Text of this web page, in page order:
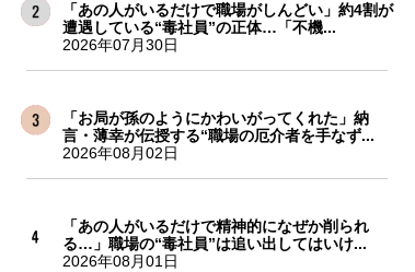
「あの人がいるだけで職場がしんどい」約4割が
遭遇している“毒社員”の正体…「不機...
2026年07月30日
「お局が孫のようにかわいがってくれた」納
言・薄幸が伝授する“職場の厄介者を手なず...
2026年08月02日
「あの人がいるだけで精神的になぜか削られ
る…」職場の“毒社員”は追い出してはいけ...
2026年08月01日